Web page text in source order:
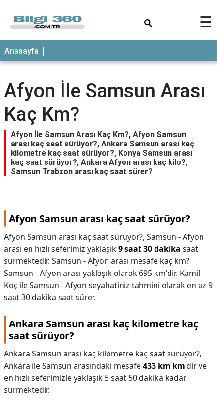
ANASAYFA
☰
Anasayfa
Afyon İle Samsun Arası
Kaç Km?
Afyon İle Samsun Arası Kaç Km?, Afyon Samsun
arası kaç saat sürüyor?, Ankara Samsun arası kaç
kilometre kaç saat sürüyor?, Konya Samsun arası
kaç saat sürüyor?, Ankara Afyon arası kaç kilo?,
Samsun Trabzon arası kaç saat sürer?
Afyon Samsun arası kaç saat sürüyor?
Afyon Samsun arası kaç saat sürüyor?, Samsun - Afyon
arası en hızlı seferimiz yaklaşık9 saat 30 dakika saat
sürmektedir. Samsun - Afyon arası mesafe kaç km?
Samsun - Afyon arası yaklaşık olarak 695 km'dir. Kamil
Koç ile Samsun - Afyon seyahatiniz tahmini olarak en az 9
saat 30 dakika saat sürer.
Ankara Samsun arası kaç kilometre kaç
saat sürüyor?
Ankara Samsun arası kaç kilometre kaç saat sürüyor?,
Ankara ile Samsun arasındaki mesafe433 km km'dir ve
en hızlı seferimizle yaklaşık 5 saat 50 dakika kadar
sürmektedir.